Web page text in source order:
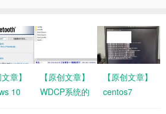
章】
10
【原创文章】
WDCP系统的
【原创文章】
centos7